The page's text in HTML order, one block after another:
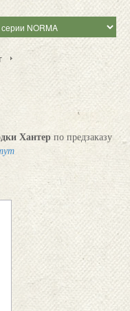
Хантер по предзаказу